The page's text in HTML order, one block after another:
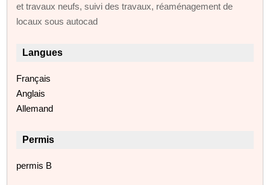
et travaux neufs, suivi des travaux, réaménagement de
locaux sous autocad
Langues
Français
Anglais
Allemand
Permis
permis B